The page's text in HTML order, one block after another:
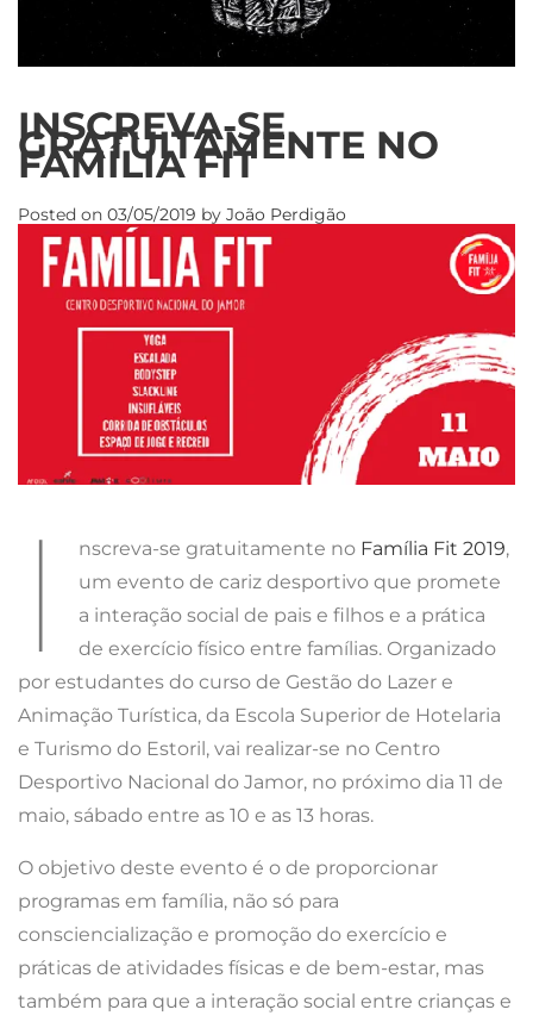
INSCREVA-SE
GRATUITAMENTE NO
FAMÍLIA FIT
Posted on 03/05/2019 by João Perdigão
I nscreva-se gratuitamente no Família Fit 2019,
um evento de cariz desportivo que promete
a interação social de pais e filhos e a prática
de exercício físico entre famílias. Organizado
por estudantes do curso de Gestão do Lazer e
Animação Turística, da Escola Superior de Hotelaria
e Turismo do Estoril, vai realizar-se no Centro
Desportivo Nacional do Jamor, no próximo dia 11 de
maio, sábado entre as 10 e as 13 horas.
O objetivo deste evento é o de proporcionar
programas em família, não só para
consciencialização e promoção do exercício e
práticas de atividades físicas e de bem-estar, mas
também para que a interação social entre crianças e